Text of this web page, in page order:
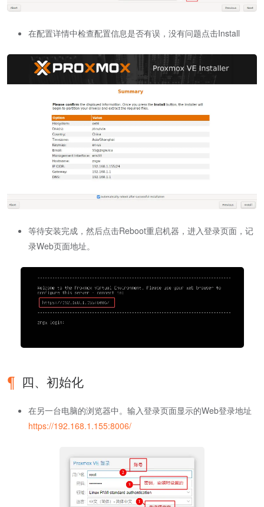
在配置详情中检查配置信息是否有误，没有问题点击Install
等待安装完成，然后点击Reboot重启机器，进入登录页面，记
录Web页面地址。
四、初始化
在另一台电脑的浏览器中。输入登录页面显示的Web登录地址
https://192.168.1.155:8006/